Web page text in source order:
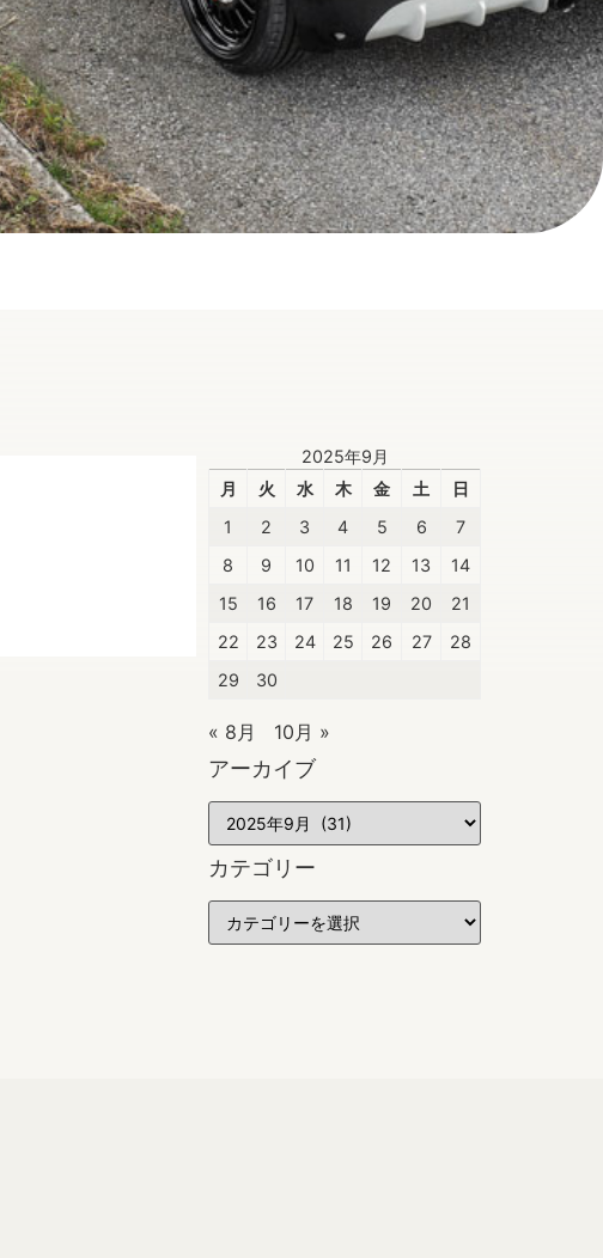
2025年9月
月
火 水 木 金 土
日
1
2 3 4 5 6
7
8
9 10 11 12 13
14
15
16 17 18 19 20
21
22
23 24 25 26 27
28
29
30
« 8月 10月 »
アーカイブ
カテゴリー